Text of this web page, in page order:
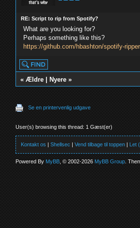
RE: Script to rip from Spotify?
What are you looking for?
Perhaps something like this?
https://github.com/hbashton/spotify-ripper
«Ældre Nyere »
Se en printervenlig udgave
User(s) browsing this thread: 1 Gæst(er)
Kontakt os |Shellsec |Vend tilbage til toppen | Let
Powered ByMyBB , © 2002-2026MyBB Group .